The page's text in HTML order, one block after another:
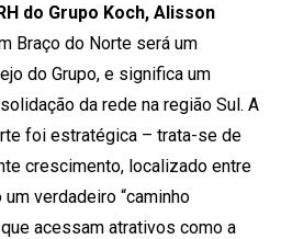
do Grupo Koch, Alisson
Braço do Norte será um
do Grupo, e significa um
da rede na região Sul. A
foi estratégica – trata-se de
crescimento, localizado entre
verdadeiro “caminho
acessam atrativos como a